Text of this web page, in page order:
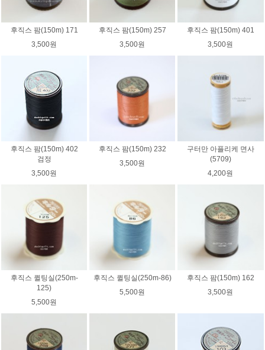
후직스 팜(150m) 171
3,500원
후직스 팜(150m) 257
3,500원
후직스 팜(150m) 401
3,500원
후직스 팜(150m) 402
검정
3,500원
후직스 팜(150m) 232
3,500원
구터만 아플리케 면사
(5709)
4,200원
후직스 퀼팅실(250m-
125)
5,500원
후직스 퀼팅실(250m-86)
5,500원
후직스 팜(150m) 162
3,500원